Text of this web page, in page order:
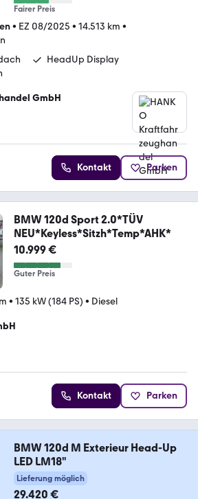
Fairer Preis
• EZ 08/2025 • 14.513 km •
HeadUp Display
GmbH
Kontakt Parken
BMW 120d Sport 2.0*TÜV
NEU*Keyless*Sitzh*Temp*AHK*
10.999 €
Guter Preis
• 135 kW (184 PS) • Diesel
Kontakt Parken
BMW 120d M Exterieur Head-Up
LED LM18"
Lieferung möglich
29.420 €